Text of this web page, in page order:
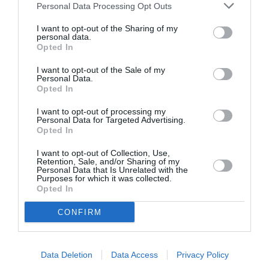
Personal Data Processing Opt Outs
I want to opt-out of the Sharing of my
personal data.
Opted In
I want to opt-out of the Sale of my
Personal Data.
Opted In
I want to opt-out of processing my
Personal Data for Targeted Advertising.
Opted In
I want to opt-out of Collection, Use,
Retention, Sale, and/or Sharing of my
Personal Data that Is Unrelated with the
Purposes for which it was collected.
Opted In
CONFIRM
Data Deletion Data Access Privacy Policy
Andi Rădiu (Gazeta Românească) la a doua
ediţie a videoconferinţei jurnaliştilor
români de pretutindeni
Teodor Baconschi a inaugurat Consulatul
românesc din Catania: „Ne croim o nouă
ASEMENEA